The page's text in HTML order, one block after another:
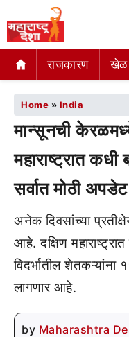
राजकारण खेळ
Home » India
मान्सूनची
महाराष्ट्रात कधी
सर्वात मोठी अपडेट
अनेक दिवसांच्या
आहे. दक्षिण
विदर्भातील शेतकऱ्यांना
लागणार आहे.
by Maharashtra